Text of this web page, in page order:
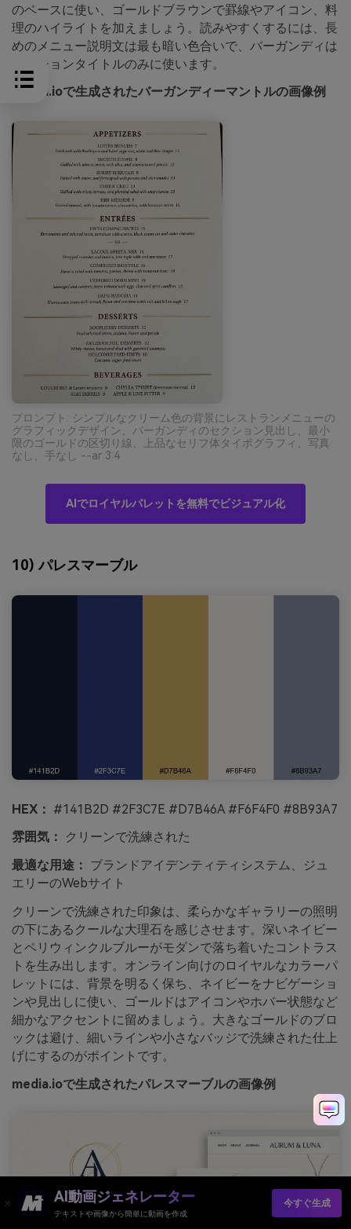
のベースに使い、ゴールドブラウンで罫線やアイコン、料
理のハイライトを加えましょう。読みやすくするには、長
めのメニュー説明文は最も暗い色合いで、バーガンディは
セクションタイトルのみに使います。
media.ioで生成されたバーガンディーマントルの画像例
プロンプト: シンプルなクリーム色の背景にレストランメニューの
グラフィックデザイン、バーガンディのセクション見出し、最小
限のゴールドの区切り線、上品なセリフ体タイポグラフィ、写真
なし、手なし --ar 3:4
AIでロイヤルパレットを無料でビジュアル化
10) パレスマーブル
HEX： #141B2D #2F3C7E #D7B46A #F6F4F0 #8B93A7
雰囲気：
クリーンで洗練された
最適な用途： ブランドアイデンティティシステム、ジュ
エリーのWebサイト
クリーンで洗練された印象は、柔らかなギャラリーの照明
の下にあるクールな大理石を感じさせます。深いネイビー
とペリウィンクルブルーがモダンで落ち着いたコントラス
トを生み出します。オンライン向けのロイヤルなカラーパ
レットには、背景を明るく保ち、ネイビーをナビゲーショ
ンや見出しに使い、ゴールドはアイコンやホバー状態など
細かなアクセントに留めましょう。大きなゴールドのブロ
ックは避け、細いラインや小さなバッジで洗練された仕上
げにするのがポイントです。
media.ioで生成されたパレスマーブルの画像例
AI動画ジェネレーター
テキストや画像から簡単に動画を作成
今すぐ生成